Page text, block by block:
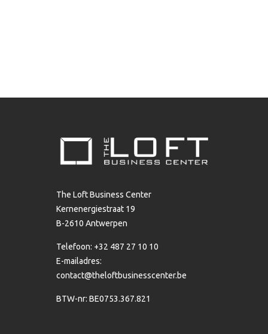
The Loft Business Center
Kernenergiestraat 19
B-2610 Antwerpen
Telefoon: +32 487 27 10 10
E-mailadres:
contact@theloftbusinesscenter.be
BTW-nr: BE0753.367.821